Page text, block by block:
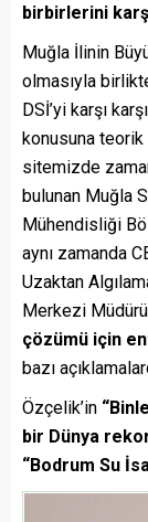
birbirlerini
Muğla İlinin
olmasıyla
DSİ’yi karşı
konusuna
sitemizde
bulunan Muğla
Mühendisliği
aynı zamanda
Uzaktan
Merkezi
çözümü için
bazı
Özçelik’in
bir Dünya
“Bodrum Su